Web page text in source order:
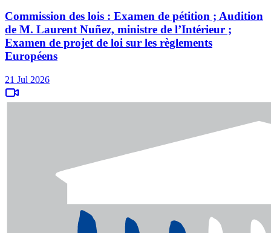
Commission des lois : Examen de pétition ; Audition
de M. Laurent Nuñez, ministre de l’Intérieur ;
Examen de projet de loi sur les règlements
Européens
21 Jul 2026